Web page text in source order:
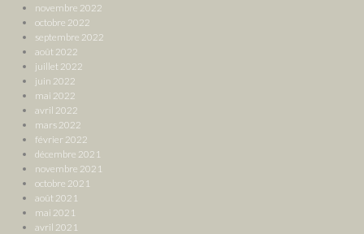
novembre 2022
octobre 2022
septembre 2022
août 2022
juillet 2022
juin 2022
mai 2022
avril 2022
mars 2022
février 2022
décembre 2021
novembre 2021
octobre 2021
août 2021
mai 2021
avril 2021